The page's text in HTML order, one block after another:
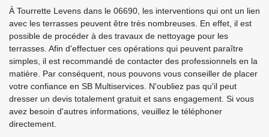
À Tourrette Levens dans le 06690, les interventions qui ont un lien
avec les terrasses peuvent être très nombreuses. En effet, il est
possible de procéder à des travaux de nettoyage pour les
terrasses. Afin d'effectuer ces opérations qui peuvent paraître
simples, il est recommandé de contacter des professionnels en la
matière. Par conséquent, nous pouvons vous conseiller de placer
votre confiance en SB Multiservices. N'oubliez pas qu'il peut
dresser un devis totalement gratuit et sans engagement. Si vous
avez besoin d'autres informations, veuillez le téléphoner
directement.